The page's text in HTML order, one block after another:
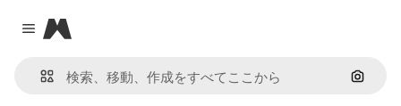
Close menu
Magnific
画像で